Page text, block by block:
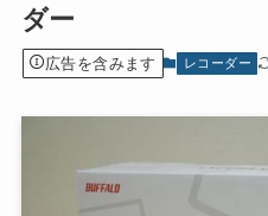
ダー
広告を含みます レコーダー